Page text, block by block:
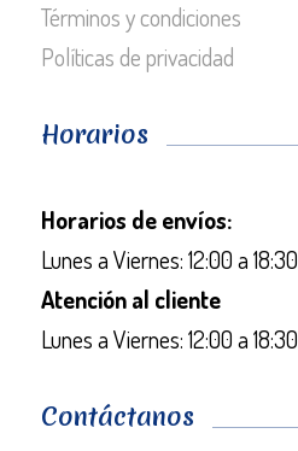
Términos y condiciones
Políticas de privacidad
Horarios
Horarios de envíos:
Lunes a Viernes: 12:00 a 18:30
Atención al cliente
Lunes a Viernes: 12:00 a 18:30
Contáctanos